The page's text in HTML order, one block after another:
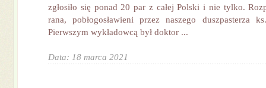
zgłosiło się ponad 20 par z całej Polski i nie tylko.
rana, pobłogosławieni przez naszego duszpasterza
Pierwszym wykładowcą był doktor ...
Data: 18 marca 2021